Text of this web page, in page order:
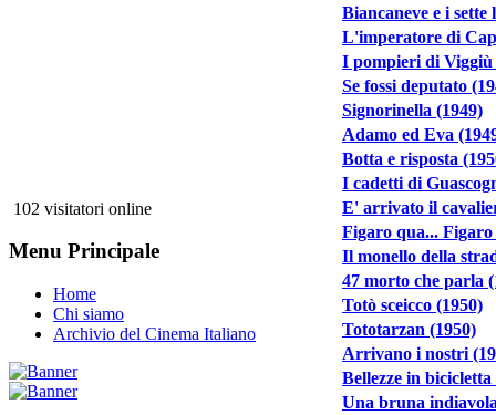
102 visitatori online
Menu Principale
Home
Chi siamo
Archivio del Cinema Italiano
Biancaneve e i sette
L'imperatore di
I pompieri di Viggiù
Se fossi deputato
Signorinella (1949)
Adamo ed Eva
Botta e risposta
I cadetti di
E' arrivato il
Figaro qua... Figaro
Il monello della
47 morto che parla
Totò sceicco (1950)
Tototarzan (1950)
Arrivano i nostri
Bellezze in bicicletta
Una bruna